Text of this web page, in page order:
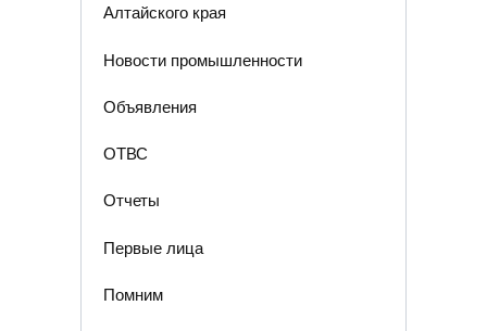
Алтайского края
Новости промышленности
Объявления
ОТВС
Отчеты
Первые лица
Помним